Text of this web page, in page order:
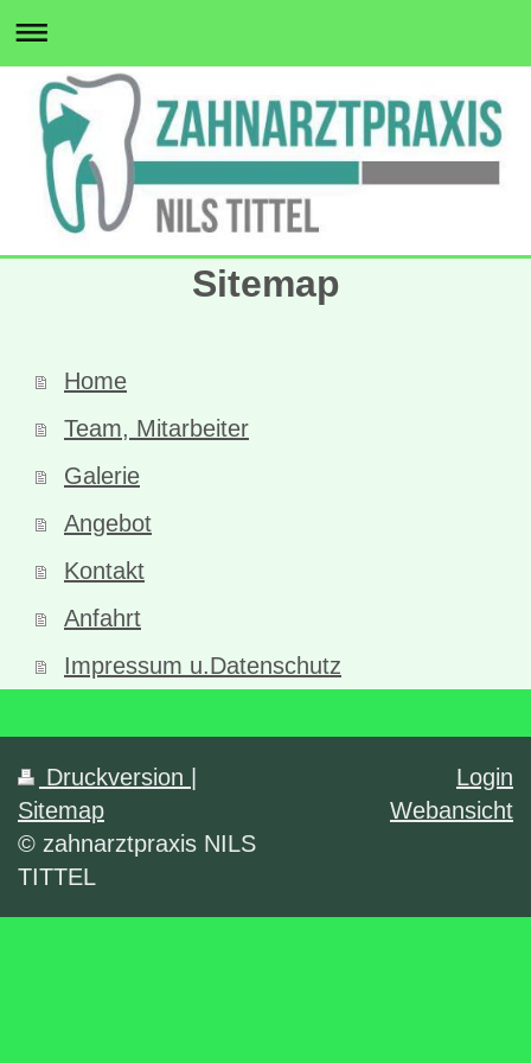
Sitemap
Home
Team, Mitarbeiter
Galerie
Angebot
Kontakt
Anfahrt
Impressum u.Datenschutz
Druckversion |
Sitemap
© zahnarztpraxis NILS
TITTEL
Login
Webansicht